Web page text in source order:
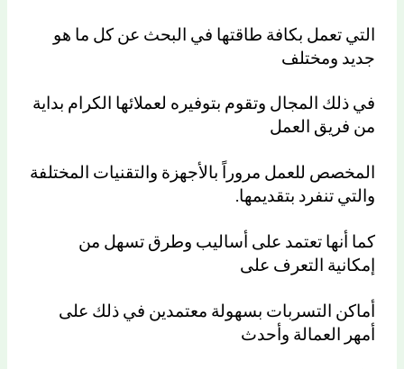
التي تعمل بكافة طاقتها في البحث عن كل ما هو
جديد ومختلف
في ذلك المجال وتقوم بتوفيره لعملائها الكرام بداية
من فريق العمل
المخصص للعمل مروراً بالأجهزة والتقنيات المختلفة
والتي تنفرد بتقديمها.
كما أنها تعتمد على أساليب وطرق تسهل من
إمكانية التعرف على
أماكن التسربات بسهولة معتمدين في ذلك على
أمهر العمالة وأحدث